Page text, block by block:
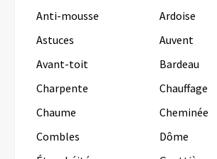
Anti-mousse
Ardoise
Astuces
Auvent
Avant-toit
Bardeau
Charpente
Chauffage
Chaume
Cheminée
Combles
Dôme